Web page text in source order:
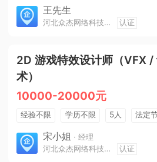
销售奖金
奖励计划
王先生
河北众杰网络科技有限公司 认证
2D 游戏特效设计师（VFX /
术）
10000-20000元
经验不限 学历不限 5人
法定
休假制度宋小姐 · 经理
河北众杰网络科技有限公司
认证